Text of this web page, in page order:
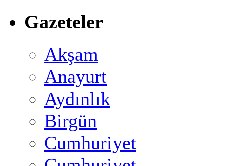
Gazeteler
Akşam
Anayurt
Aydınlık
Birgün
Cumhuriyet